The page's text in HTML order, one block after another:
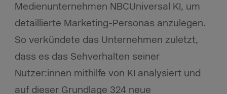
Medienunternehmen NBCUniversal KI, um
detaillierte Marketing-Personas anzulegen.
So verkündete das Unternehmen zuletzt,
dass es das Sehverhalten seiner
Nutzer:innen mithilfe von KI analysiert und
auf dieser Grundlage 324 neue